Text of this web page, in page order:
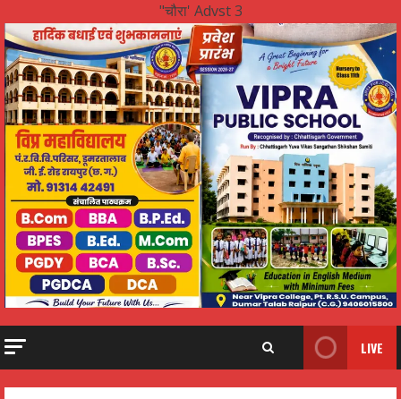
"चौरा' Advst 3
LIVE